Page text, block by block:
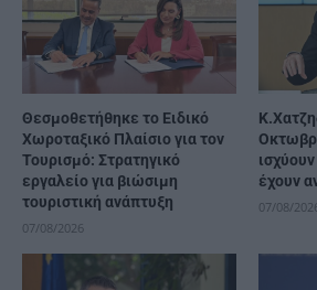
Θεσμοθετήθηκε το Ειδικό
Χωροταξικό Πλαίσιο για τον
Τουρισμό: Στρατηγικό
εργαλείο για βιώσιμη
τουριστική ανάπτυξη
07/08/2026
έχουν
07/08/